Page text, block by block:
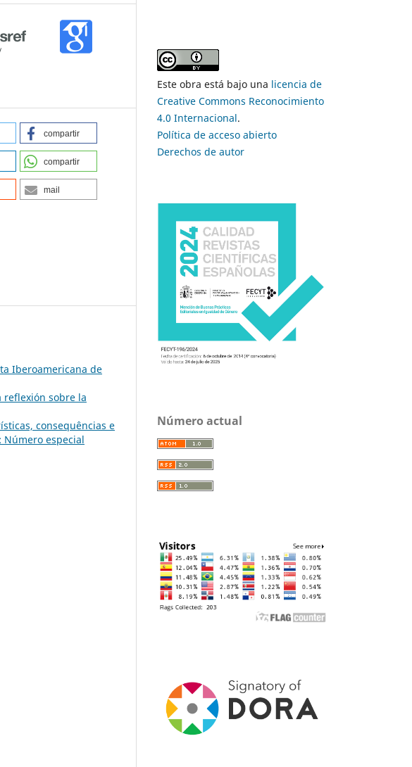
compartir
compartir
mail
Iberoamericana de
reflexión sobre la
consequências e
Número especial
Este obra está bajo una licencia de
Creative Commons Reconocimiento
4.0 Internacional.
Política de acceso abierto
Derechos de autor
Número actual